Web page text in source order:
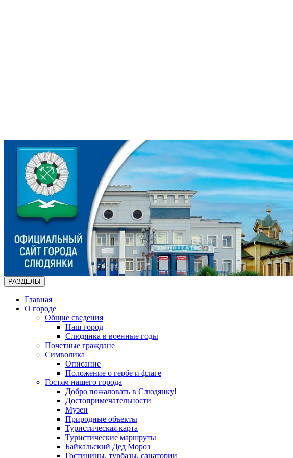
РАЗДЕЛЫ
Главная
О городе
Общие сведения
Наш город
Слюдянка в военные годы
Почетные граждане
Символика
Описание
Положение о гербе и флаге
Гостям нашего города
Добро пожаловать в Слюдянку!
Достопримечательности
Музеи
Природные объекты
Туристическая карта
Туристические маршруты
Байкальский Дед Мороз
Гостиницы, турбазы, санатории